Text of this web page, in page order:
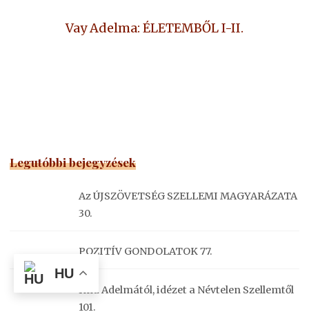
Vay Adelma: ÉLETEMBŐL I-II.
Legutóbbi bejegyzések
Az ÚJSZÖVETSÉG SZELLEMI MAGYARÁZATA
30.
POZITÍV GONDOLATOK 77.
Ima Adelmától, idézet a Névtelen Szellemtől
101.
HU